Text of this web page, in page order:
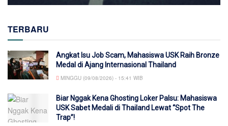
TERBARU
Angkat Isu Job Scam, Mahasiswa USK Raih Bronze
Medal di Ajang Internasional Thailand
MINGGU (09/08/2026) - 15:41 WIB
Biar Nggak Kena Ghosting Loker Palsu: Mahasiswa
USK Sabet Medali di Thailand Lewat “Spot The
Trap”!